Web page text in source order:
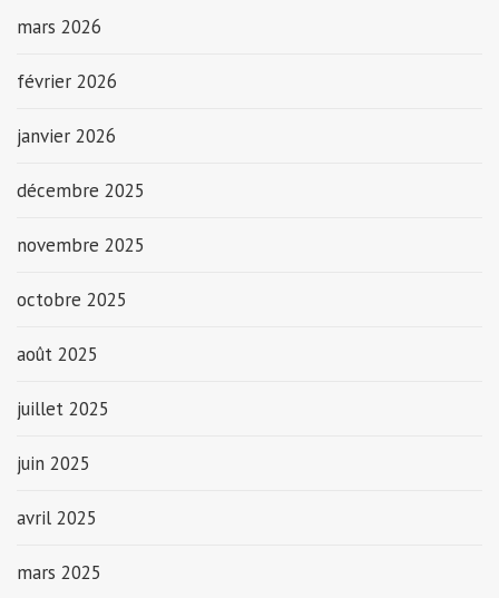
mars 2026
février 2026
janvier 2026
décembre 2025
novembre 2025
octobre 2025
août 2025
juillet 2025
juin 2025
avril 2025
mars 2025